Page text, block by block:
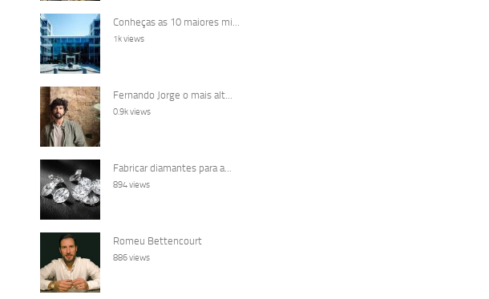
Conheças as 10 maiores mi...
1k views
Fernando Jorge o mais alt...
0.9k views
Fabricar diamantes para a...
894 views
Romeu Bettencourt
886 views